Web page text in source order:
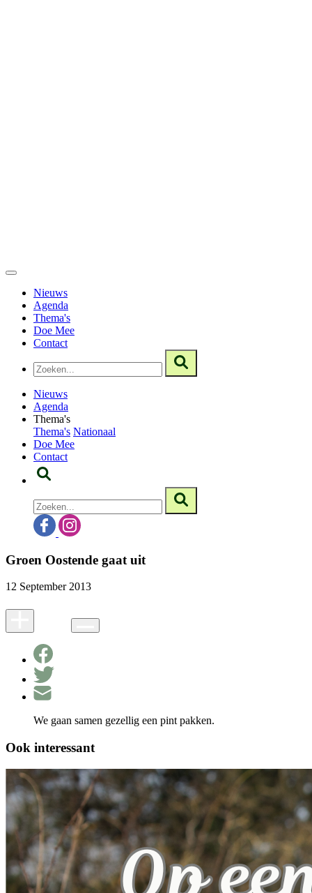
Nieuws
Agenda
Thema's
Doe Mee
Contact
Nieuws
Agenda
Thema's
Thema's Nationaal
Doe Mee
Contact
Groen Oostende gaat uit
12 September 2013
We gaan samen gezellig een pint pakken.
Ook interessant